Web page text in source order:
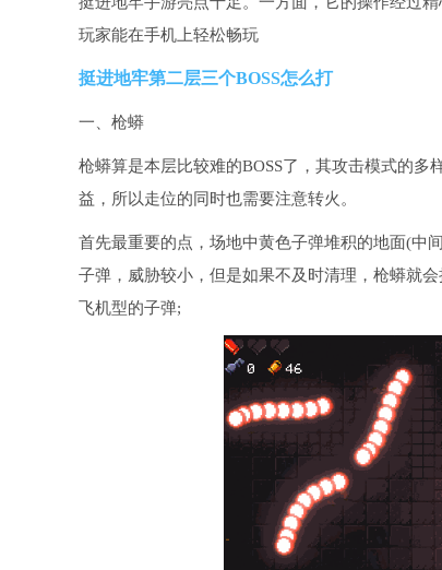
玩家能在手机上轻松畅玩
挺进地牢第二层三个BOSS怎么打
一、枪蟒
枪蟒算是本层比较难的BOSS了，其攻击模式的
益，所以走位的同时也需要注意转火。
首先最重要的点，场地中黄色子弹堆积的地面(中
子弹，威胁较小，但是如果不及时清理，枪蟒就
飞机型的子弹;